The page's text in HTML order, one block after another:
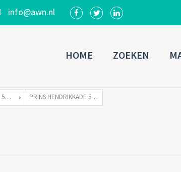
info@awn.nl
HOME ZOEKEN
PRINS HENDRIKKADE 515 TE 1011 TE AMSTERDAM PRINS HENDRIKKADE 515-17